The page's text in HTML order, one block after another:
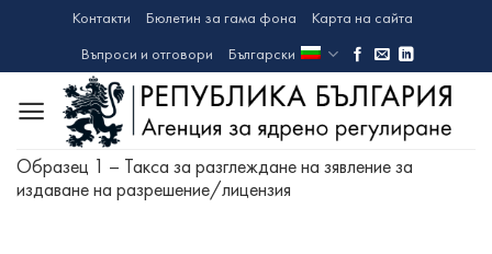
content
Контакти Бюлетин за гама фона
Карта на сайта
Въпроси и отговори
Български
Образец 1 – Такса за разглеждане на зявление за
издаване на разрешение/лицензия